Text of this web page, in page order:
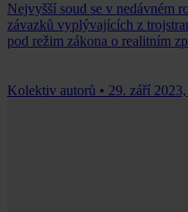
Nejvyšší soud se v nedávném
závazků vyplývajících z
pod režim zákona o realitním
Kolektiv autorů • 29. září